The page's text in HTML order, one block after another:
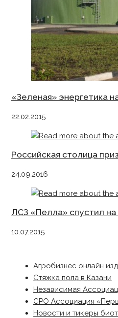
«Зеленая» энергетика
22.02.2015
Российская столица
24.09.2016
ЛСЗ «Пелла» спустил
10.07.2015
Агробизнес онлайн
Стяжка пола в Казани
Независимая
СРО Ассоциация
Новости и тикеры